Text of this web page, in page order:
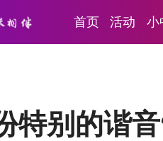
首页 活动 小
特别的谐